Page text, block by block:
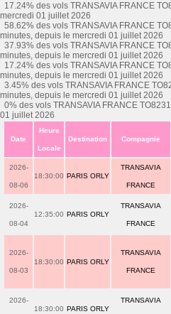
17.24% des vols TRANSAVIA FRANCE
mercredi 01 juillet 2026
58.62% des vols TRANSAVIA FRANCE
minutes, depuis le mercredi 01 juillet 2026
37.93% des vols TRANSAVIA FRANCE
minutes, depuis le mercredi 01 juillet 2026
17.24% des vols TRANSAVIA FRANCE
minutes, depuis le mercredi 01 juillet 2026
3.45% des vols TRANSAVIA FRANCE
minutes, depuis le mercredi 01 juillet 2026
0% des vols TRANSAVIA FRANCE
01 juillet 2026
Date
Heure
Locale
Destination Compagnie
2026-
08-06
18:30:00 PARIS ORLY
TRANSAVIA
FRANCE
2026-
08-04
12:35:00 PARIS ORLY
TRANSAVIA
FRANCE
2026-
08-03
18:30:00 PARIS ORLY
TRANSAVIA
FRANCE
2026-
18:30:00 PARIS ORLY
TRANSAVIA